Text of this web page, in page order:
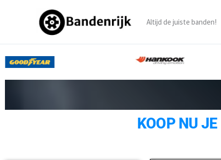
inhoud
Altijd de juiste banden!
KOOP NU